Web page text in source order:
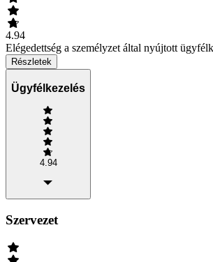
4.94
Elégedettség a személyzet által nyújtott
Részletek
Ügyfélkezelés
4.94
Szervezet